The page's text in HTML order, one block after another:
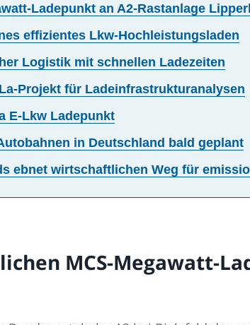
Ladepunkt an A2-Rastanlage
effizientes Lkw-Hochleistungsladen
Logistik mit schnellen Ladezeiten
Projekt für Ladeinfrastrukturanalysen
E-Lkw Ladepunkt
in Deutschland bald geplant
ebnet wirtschaftlichen Weg für
MCS-Megawatt-